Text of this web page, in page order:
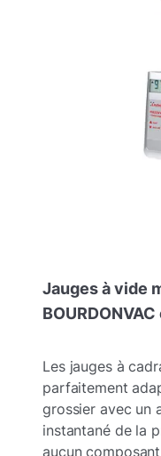
Jaugesàvide
BOURDONVAC
Les jauges à
parfaitement
grossier avec un
instantané de la
aucun